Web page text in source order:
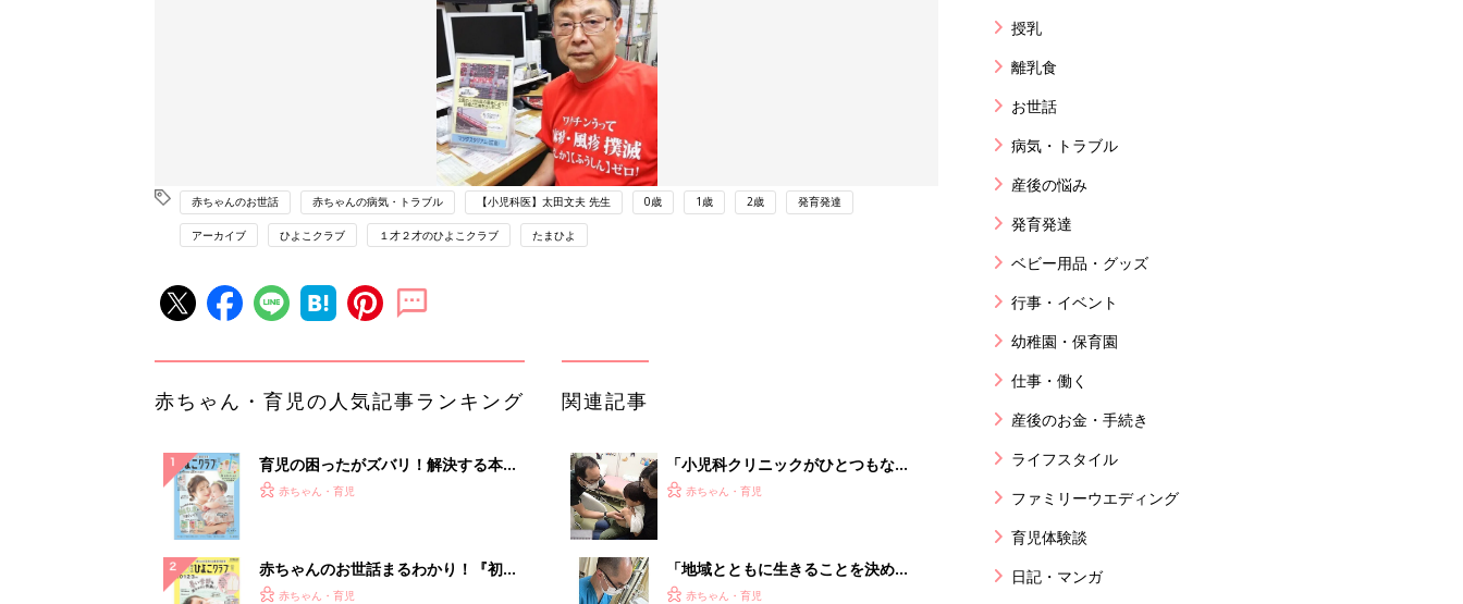
赤ちゃんのお世話 赤ちゃんの病気・トラブル 【小児科医】太田文夫 先生 0歳 1歳 2歳 発育発達
アーカイブ ひよこクラブ １才２才のひよこクラブ たまひよ
赤ちゃん・育児の人気記事ランキング
育児の困ったがズバリ！解決する本
『ひよこクラブ 夏号』 4カ月～2才
赤ちゃん・育児
赤ちゃんのお世話まるわかり！『初め
てのひよこクラブ 夏号』〈巻頭大特
赤ちゃん・育児
関連記事
「小児科クリニックがひとつもな
い…」。20キロ離れた小児科に子ども
赤ちゃん・育児
「地域とともに生きることを決め
た」。福島・南相馬にたったひとつの
赤ちゃん・育児
授乳
離乳食
お世話
病気・トラブル
産後の悩み
発育発達
ベビー用品・グッズ
行事・イベント
幼稚園・保育園
仕事・働く
産後のお金・手続き
ライフスタイル
ファミリーウエディング
育児体験談
日記・マンガ